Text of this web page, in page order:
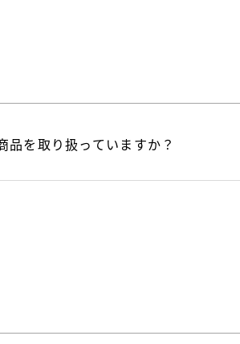
品を取り扱っていますか？